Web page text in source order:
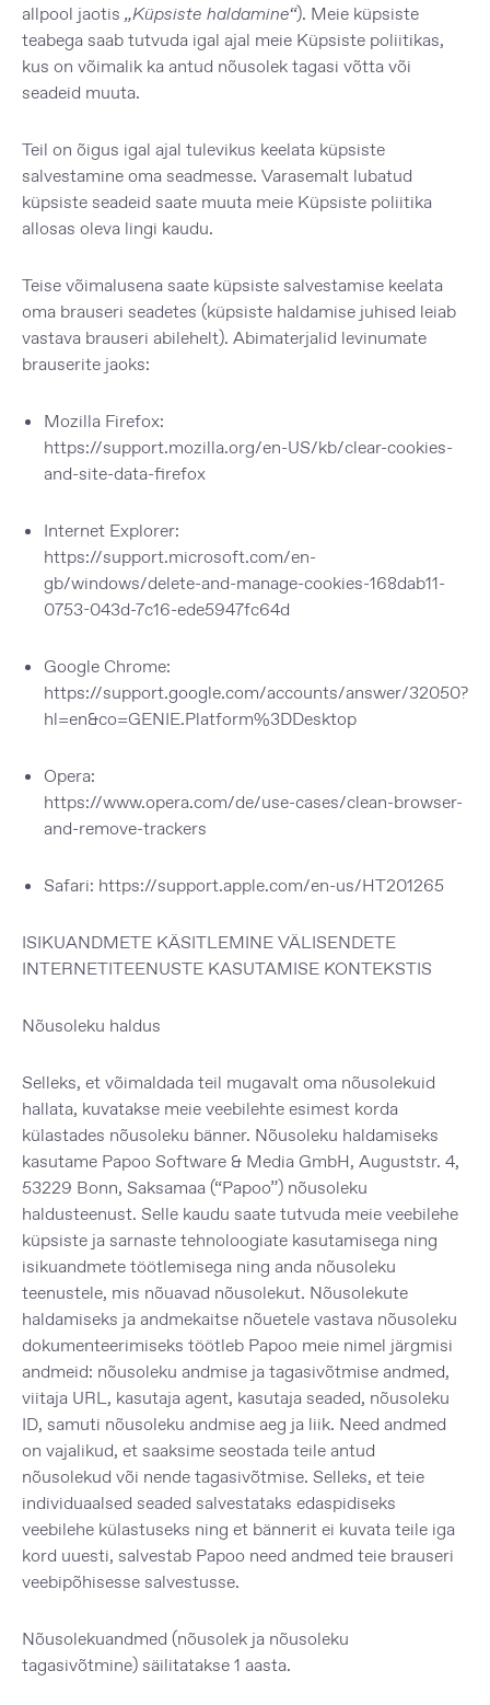
allpool jaotis „Küpsiste haldamine“). Meie küpsiste
teabega saab tutvuda igal ajal meie Küpsiste poliitikas,
kus on võimalik ka antud nõusolek tagasi võtta või
seadeid muuta.
Teil on õigus igal ajal tulevikus keelata küpsiste
salvestamine oma seadmesse. Varasemalt lubatud
küpsiste seadeid saate muuta meie Küpsiste poliitika
allosas oleva lingi kaudu.
Teise võimalusena saate küpsiste salvestamise keelata
oma brauseri seadetes (küpsiste haldamise juhised leiab
vastava brauseri abilehelt). Abimaterjalid levinumate
brauserite jaoks:
Mozilla Firefox:
https://support.mozilla.org/en-US/kb/clear-cookies-
and-site-data-firefox
Internet Explorer:
https://support.microsoft.com/en-
gb/windows/delete-and-manage-cookies-168dab11-
0753-043d-7c16-ede5947fc64d
Google Chrome:
https://support.google.com/accounts/answer/32050?
hl=en&co=GENIE.Platform%3DDesktop
Opera:
https://www.opera.com/de/use-cases/clean-browser-
and-remove-trackers
Safari: https://support.apple.com/en-us/HT201265
ISIKUANDMETE KÄSITLEMINE VÄLISENDETE
INTERNETITEENUSTE KASUTAMISE KONTEKSTIS
Nõusoleku haldus
Selleks, et võimaldada teil mugavalt oma nõusolekuid
hallata, kuvatakse meie veebilehte esimest korda
külastades nõusoleku bänner. Nõusoleku haldamiseks
kasutame Papoo Software & Media GmbH, Auguststr. 4,
53229 Bonn, Saksamaa (“Papoo”) nõusoleku
haldusteenust. Selle kaudu saate tutvuda meie veebilehe
küpsiste ja sarnaste tehnoloogiate kasutamisega ning
isikuandmete töötlemisega ning anda nõusoleku
teenustele, mis nõuavad nõusolekut. Nõusolekute
haldamiseks ja andmekaitse nõuetele vastava nõusoleku
dokumenteerimiseks töötleb Papoo meie nimel järgmisi
andmeid: nõusoleku andmise ja tagasivõtmise andmed,
viitaja URL, kasutaja agent, kasutaja seaded, nõusoleku
ID, samuti nõusoleku andmise aeg ja liik. Need andmed
on vajalikud, et saaksime seostada teile antud
nõusolekud või nende tagasivõtmise. Selleks, et teie
individuaalsed seaded salvestataks edaspidiseks
veebilehe külastuseks ning et bännerit ei kuvata teile iga
kord uuesti, salvestab Papoo need andmed teie brauseri
veebipõhisesse salvestusse.
Nõusolekuandmed (nõusolek ja nõusoleku
tagasivõtmine) säilitatakse 1 aasta.